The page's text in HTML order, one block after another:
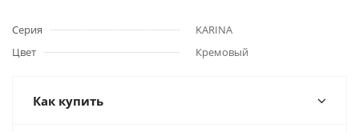
Серия
KARINA
Цвет
Кремовый
Как купить